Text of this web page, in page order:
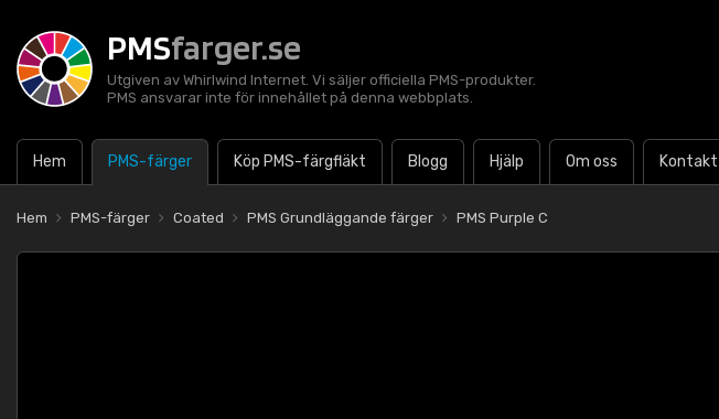
PMSfarger.se
Utgiven av Whirlwind Internet. Vi säljer officiella PMS-produkter.
PMS ansvarar inte för innehållet på denna webbplats.
Hem PMS-färger Köp PMS-färgfläkt Blogg Hjälp Om oss Kontakt
Hem PMS-färger Coated PMS Grundläggande färger PMS Purple C